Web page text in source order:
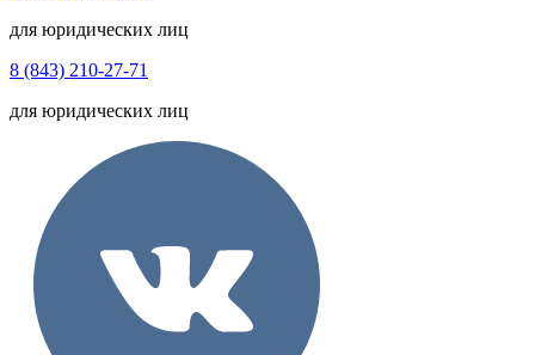
для юридических лиц
8 (843) 210-27-71
для юридических лиц